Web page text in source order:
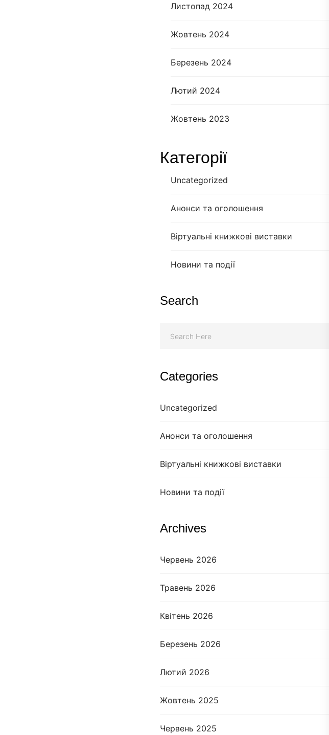
Листопад 2024
Жовтень 2024
Березень 2024
Лютий 2024
Жовтень 2023
Категорії
Uncategorized
Анонси та оголошення
Віртуальні книжкові виставки
Новини та події
Search
Categories
Uncategorized
Анонси та оголошення
Віртуальні книжкові виставки
Новини та події
Archives
Червень 2026
Травень 2026
Квітень 2026
Березень 2026
Лютий 2026
Жовтень 2025
Червень 2025